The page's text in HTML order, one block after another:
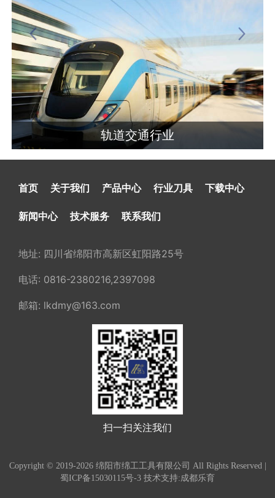
轨道交通行业
首页 关于我们 产品中心 行业刀具 下载中心
新闻中心 技术服务 联系我们
地址: 四川省绵阳市高新区虹阳路25号
电话: 0816-2380216,2397098
邮箱: lkdmy@163.com
扫一扫关注我们
Copyright © 2019-2026 绵阳市绵工工具有限公司 All Rights Reserved |
蜀ICP备15030115号-3 技术支持:成都乐育